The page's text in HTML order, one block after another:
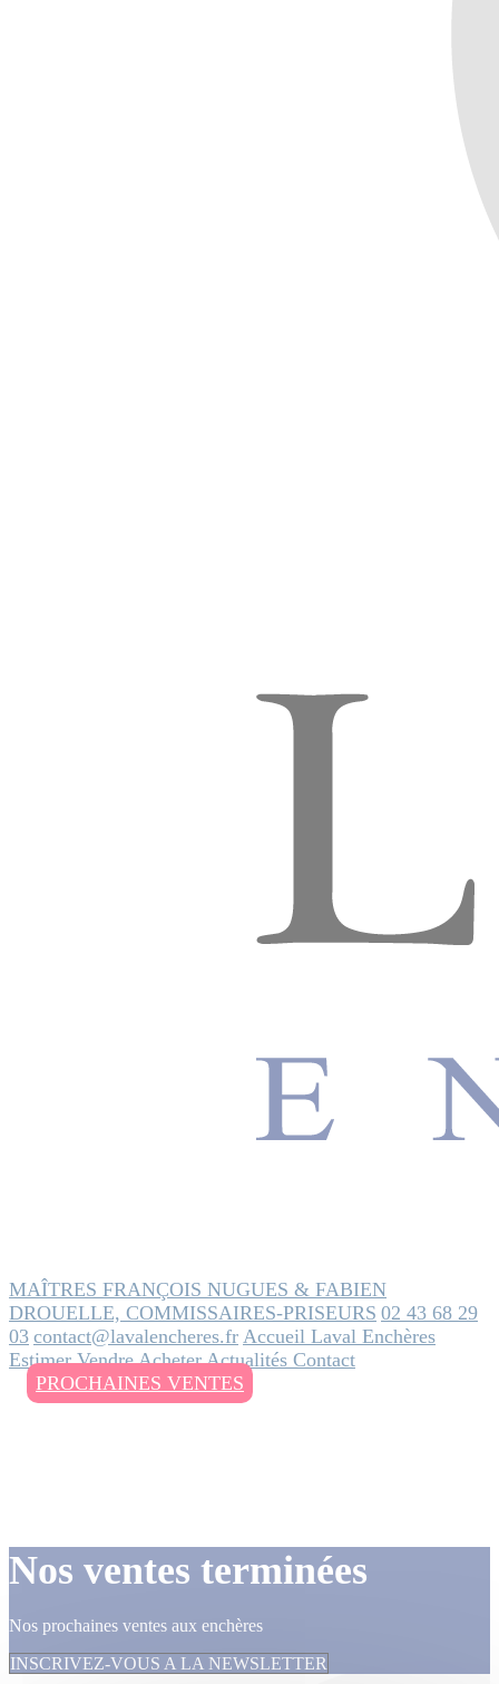
MAÎTRES FRANÇOIS NUGUES & FABIEN
DROUELLE, COMMISSAIRES-PRISEURS 02 43 68 29
03 contact@lavalencheres.fr Accueil Laval Enchères
EstimerVendreAcheterActualités Contact
PROCHAINES VENTES
Nos ventes terminées
Nos prochaines ventes aux enchères
INSCRIVEZ-VOUS A LA NEWSLETTER